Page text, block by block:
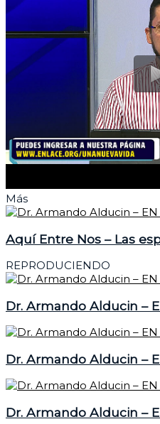
Más
Aquí Entre Nos – Las
REPRODUCIENDO
Dr. Armando Alducin –
Dr. Armando Alducin –
Dr. Armando Alducin –